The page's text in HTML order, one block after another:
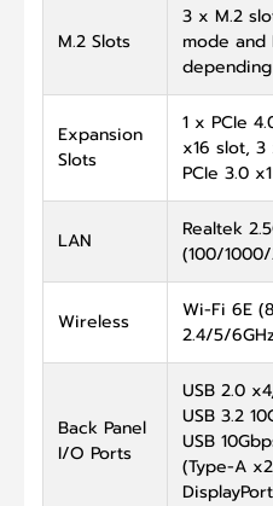
M.2 Slots
3 x M.2
mode and
Expansion
Slots
1 x PCIe
x16 slot, 3
PCIe 3.0
LAN
Realtek
(100/
Wireless
Wi-Fi 6E
2.4/5/
Back Panel
I/O Ports
USB 2.0
USB 3.2
USB
(Type-A